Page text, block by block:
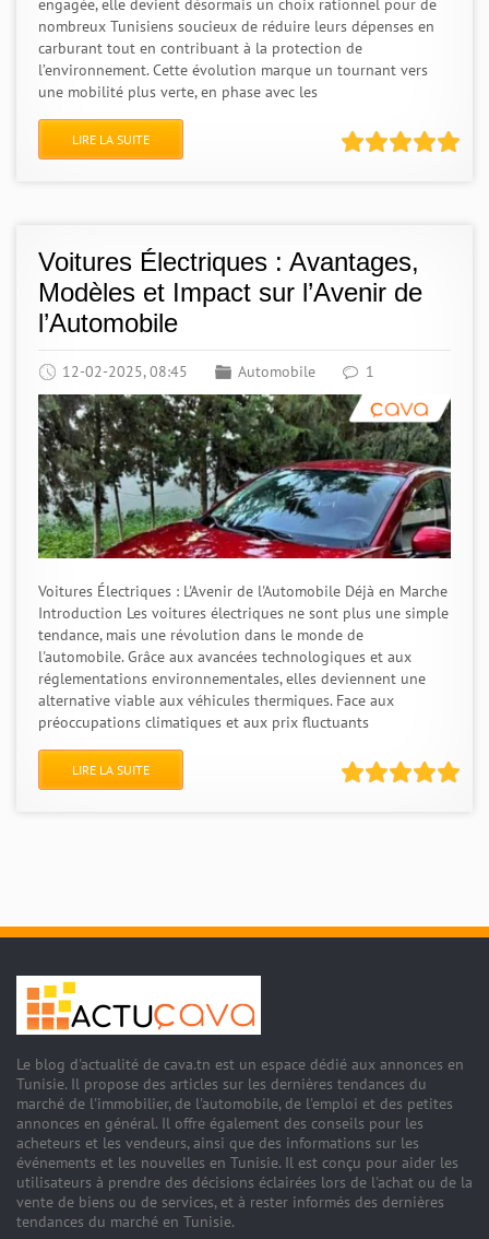
engagée, elle devient désormais un choix rationnel pour de
nombreux Tunisiens soucieux de réduire leurs dépenses en
carburant tout en contribuant à la protection de
l’environnement. Cette évolution marque un tournant vers
une mobilité plus verte, en phase avec les
LIRE LA SUITE
Voitures Électriques : Avantages,
Modèles et Impact sur l’Avenir de
l’Automobile
12-02-2025, 08:45 Automobile 1
Voitures Électriques : L'Avenir de l'Automobile Déjà en Marche
Introduction Les voitures électriques ne sont plus une simple
tendance, mais une révolution dans le monde de
l'automobile. Grâce aux avancées technologiques et aux
réglementations environnementales, elles deviennent une
alternative viable aux véhicules thermiques. Face aux
préoccupations climatiques et aux prix fluctuants
LIRE LA SUITE
Le blog d'actualité de cava.tn est un espace dédié aux annonces en
Tunisie. Il propose des articles sur les dernières tendances du
marché de l'immobilier, de l'automobile, de l'emploi et des petites
annonces en général. Il offre également des conseils pour les
acheteurs et les vendeurs, ainsi que des informations sur les
événements et les nouvelles en Tunisie. Il est conçu pour aider les
utilisateurs à prendre des décisions éclairées lors de l'achat ou de la
vente de biens ou de services, et à rester informés des dernières
tendances du marché en Tunisie.